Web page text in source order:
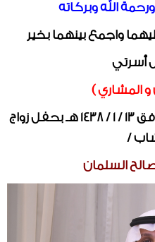
الله وبركاته
واجمع بينهما بخير
أسرتي
و المشاري )
مساء اليوم الجمعة الموافق 13 / 1 / 1438 هـ بحفل زواج
/
السلمان